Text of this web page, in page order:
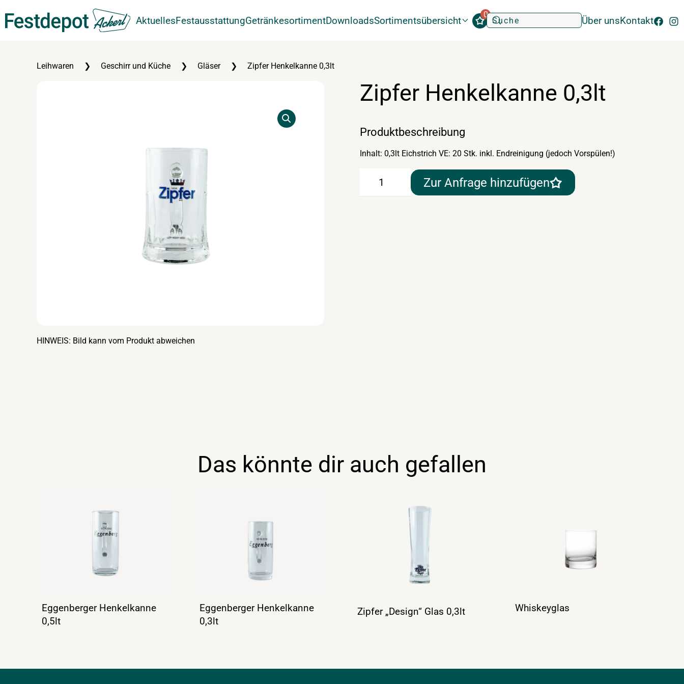
Zum Hauptinhalt springen AktuellesFestausstattungGetränkesortimentDownloadsSortimentsübersicht
0
Über unsKontakt
Leihwaren Geschirr und Küche Gläser Zipfer Henkelkanne 0,3lt
HINWEIS: Bild kann vom Produkt abweichen
Zipfer Henkelkanne 0,3lt
Produktbeschreibung
Inhalt: 0,3lt Eichstrich VE: 20 Stk. inkl. Endreinigung (jedoch Vorspülen!)
Henkelkanne
Zur Anfrage hinzufügen
Das könnte dir auch gefallen
Eggenberger Henkelkanne
0,5lt
Eggenberger Henkelkanne
0,3lt
Zipfer „Design“ Glas 0,3lt Whiskeyglas